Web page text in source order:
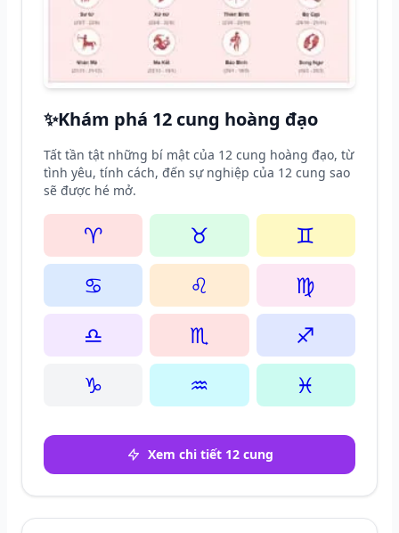
✨Khám phá 12 cung hoàng đạo
Tất tần tật những bí mật của 12 cung hoàng đạo, từ
tình yêu, tính cách, đến sự nghiệp của 12 cung sao
sẽ được hé mở.
♈ ♉
♊
♋
♌
♍
♎
♏
♐
♑
♒ ♓
Xem chi tiết 12 cung